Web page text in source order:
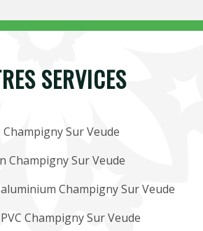
SERVICES
Sur Veude
Champigny Sur Veude
Champigny Sur Veude
Champigny Sur Veude